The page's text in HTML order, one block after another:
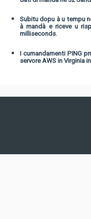
Subitu dopu à u tempu
à mandà e riceve u
milliseconds.
I cumandamenti PING
servore AWS in Virginia